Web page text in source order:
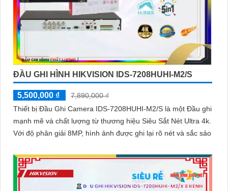
ĐẦU GHI HÌNH HIKVISION IDS-7208HUHI-M2/S
5,500,000 ₫
7,890,000 ₫
Thiết bị Đầu Ghi Camera IDS-7208HUHI-M2/S là một Đầu ghi
mạnh mẽ và chất lượng từ thương hiệu Siêu Sắt Nét Ultra 4k.
Với độ phân giải 8MP, hình ảnh được ghi lại rõ nét và sắc sảo